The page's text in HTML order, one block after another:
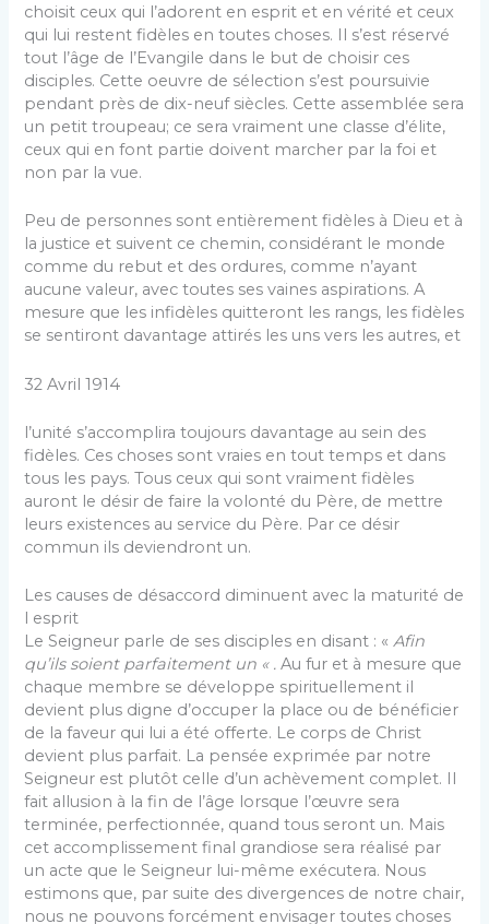
choisit ceux qui l’adorent en esprit et en vérité et ceux
qui lui restent fidèles en toutes choses. Il s’est réservé
tout l’âge de l’Evangile dans le but de choisir ces
disciples. Cette oeuvre de sélection s’est poursuivie
pendant près de dix-neuf siècles. Cette assemblée sera
un petit troupeau; ce sera vraiment une classe d’élite,
ceux qui en font partie doivent marcher par la foi et
non par la vue.
Peu de personnes sont entièrement fidèles à Dieu et à
la justice et suivent ce chemin, considérant le monde
comme du rebut et des ordures, comme n’ayant
aucune valeur, avec toutes ses vaines aspirations. A
mesure que les infidèles quitteront les rangs, les fidèles
se sentiront davantage attirés les uns vers les autres, et
32 Avril 1914
l’unité s’accomplira toujours davantage au sein des
fidèles. Ces choses sont vraies en tout temps et dans
tous les pays. Tous ceux qui sont vraiment fidèles
auront le désir de faire la volonté du Père, de mettre
leurs existences au service du Père. Par ce désir
commun ils deviendront un.
Les causes de désaccord diminuent avec la maturité de
l esprit
Le Seigneur parle de ses disciples en disant : «Afin
qu’ils soient parfaitement un « . Au fur et à mesure que
chaque membre se développe spirituellement il
devient plus digne d’occuper la place ou de bénéficier
de la faveur qui lui a été offerte. Le corps de Christ
devient plus parfait. La pensée exprimée par notre
Sei­gneur est plutôt celle d’un achèvement complet. Il
fait allusion à la fin de l’âge lorsque l’œuvre sera
terminée, perfectionnée, quand tous seront un. Mais
cet accom­plissement final grandiose sera réalisé par
un acte que le Seigneur lui-même exécutera. Nous
estimons que, par suite des divergences de notre chair,
nous ne pouvons forcément envisager toutes choses